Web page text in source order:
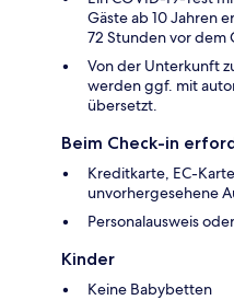
Gäste ab 10 Jahren
72 Stunden vor
Von der Unterkunft
werden ggf. mit
übersetzt.
Beim Check-in
Kreditkarte, EC-
unvorhergesehene
Personalausweis
Kinder
Keine Babybetten